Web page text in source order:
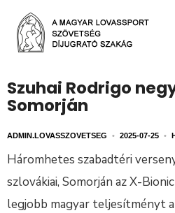
Szuhai Rodrigo
Somorján
ADMIN.LOVASSZOVETSEG • 2025-07-25 •
Háromhetes szabadtéri
szlovákiai, Somorján az X-
legjobb magyar teljesítményt